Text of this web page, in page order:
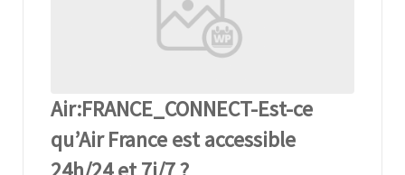
Air:FRANCE_CONNECT-Est-ce
qu’Air France est accessible